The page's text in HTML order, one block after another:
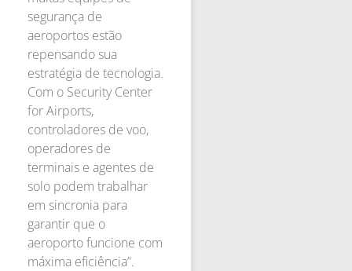
segurança de
aeroportos estão
repensando sua
estratégia de tecnologia.
Com o Security Center
for Airports,
controladores de voo,
operadores de
terminais e agentes de
solo podem trabalhar
em sincronia para
garantir que o
aeroporto funcione com
máxima eficiência”.